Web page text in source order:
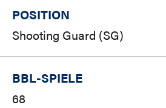
POSITION
Shooting Guard (SG)
BBL-SPIELE
68